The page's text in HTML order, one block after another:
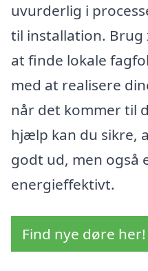
uvurderlig i
til installation. Brug
at finde lokale
med at realisere
når det kommer til
hjælp kan du sikre,
godt ud, men også
energieffektivt.
Find nye døre her!